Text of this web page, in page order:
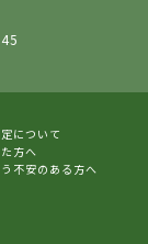
について
方へ
不安のある方へ